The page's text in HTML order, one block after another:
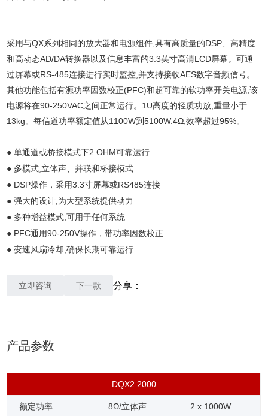
采用与QX系列相同的放大器和电源组件,具有高质量的DSP、高精度
和高动态AD/DA转换器以及信息丰富的3.3英寸高清LCD屏幕。可通
过屏幕或RS-485连接进行实时监控,并支持接收AES数字音频信号。
其他功能包括有源功率因数校正(PFC)和超可靠的软功率开关电源,该
电源将在90-250VAC之间正常运行。1U高度的轻质功放,重量小于
13kg。每信道功率额定值从1100W到5100W.4Ω,效率超过95%。
●单通道或桥接模式下2 OHM可靠运行
● 多模式,立体声、并联和桥接模式
● DSP操作，采用3.3寸屏幕或RS485连接
●强大的设计,为大型系统提供动力
● 多种增益模式,可用于任何系统
● PFC通用90-250V操作，带功率因数校正
●变速风扇冷却,确保长期可靠运行
立即咨询 下一款 分享：
产品参数
DQX2 2000
额定功率
8Ω/立体声 2 x 1000W